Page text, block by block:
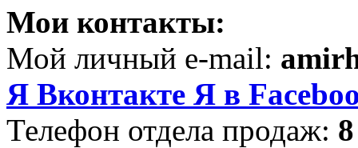
Мои контакты:
Мой личный e-mail:
Я Вконтакте Я в
Телефон отдела продаж: